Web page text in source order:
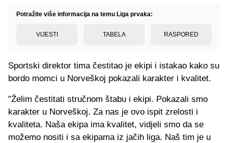
Potražite više informacija na temu Liga prvaka:
VIJESTI TABELA RASPORED
Sportski direktor tima čestitao je ekipi i istakao kako su
bordo momci u Norveškoj pokazali karakter i kvalitet.
"Želim čestitati stručnom štabu i ekipi. Pokazali smo
karakter u Norveškoj. Za nas je ovo ispit zrelosti i
kvaliteta. Naša ekipa ima kvalitet, vidjeli smo da se
možemo nositi i sa ekipama iz jačih liga. Naš tim je u